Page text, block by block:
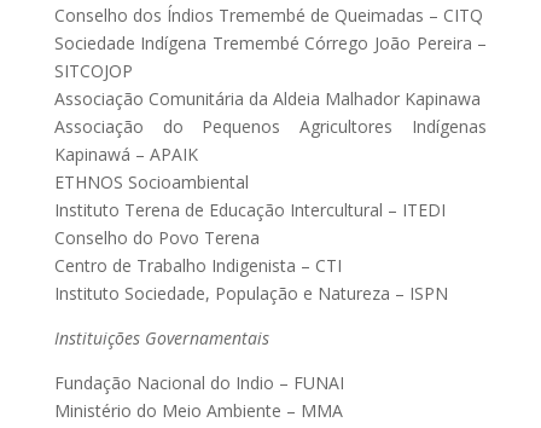
Conselho dos Índios Tremembé de Queimadas – CITQ
Sociedade Indígena Tremembé Córrego João Pereira –
SITCOJOP
Associação Comunitária da Aldeia Malhador Kapinawa
Associação do Pequenos Agricultores Indígenas
Kapinawá – APAIK
ETHNOS Socioambiental
Instituto Terena de Educação Intercultural – ITEDI
Conselho do Povo Terena
Centro de Trabalho Indigenista – CTI
Instituto Sociedade, População e Natureza – ISPN
Instituições Governamentais
Fundação Nacional do Indio – FUNAI
Ministério do Meio Ambiente – MMA